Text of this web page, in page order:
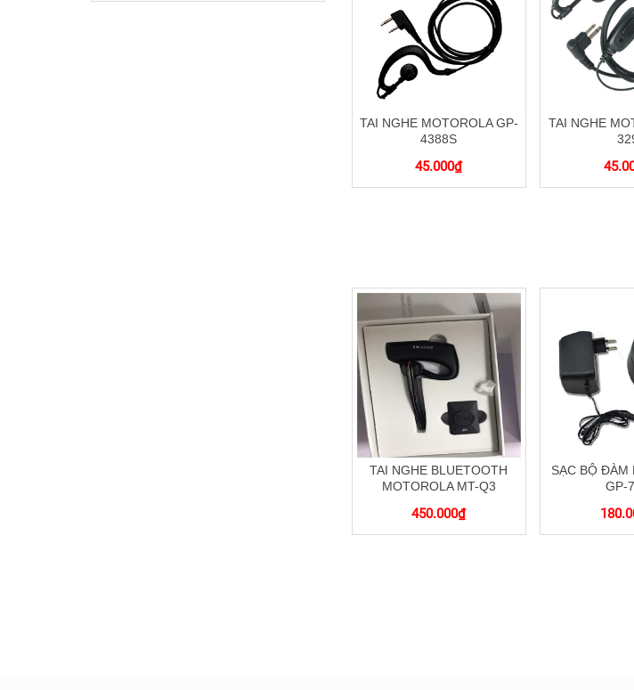
TAI NGHE MOTOROLA GP-
4388S
45.000₫
TAI NGHE
TAI NGHE BLUETOOTH
MOTOROLA MT-Q3
450.000₫
SẠC BỘ ĐÀM
GP-